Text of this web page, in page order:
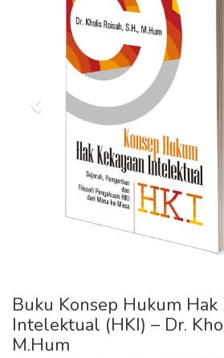
Buku Konsep Hukum Hak
Intelektual (HKI) – Dr.
M.Hum